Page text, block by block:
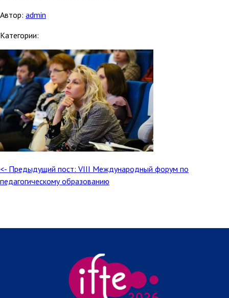
Автор: admin
Категории:
<- Предыдущий пост: VIII Международный форум по
педагогическому образованию